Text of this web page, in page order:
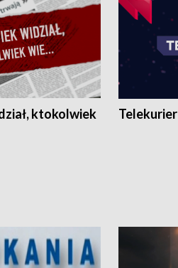
ktokolwiek
Telekurier